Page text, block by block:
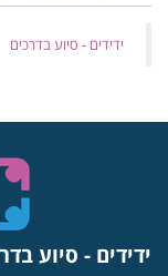
‏ידידים - סיוע בדרכים
ידידים - סיוע